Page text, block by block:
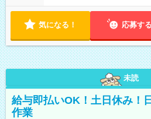
気になる！ 応募する
未読
給与即払いOK！土日休み！
作業